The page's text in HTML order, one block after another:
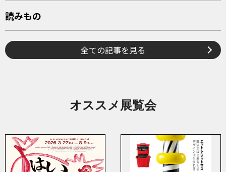
読みもの
全ての記事を見る
オススメ展覧会